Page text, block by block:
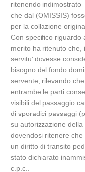
ritenendo indimostrato
che dal (OMISSIS)
per la collazione
Con specifico riguardo
merito ha ritenuto che,
servitu’ dovesse
bisogno del fondo
servente, rilevando
entrambe le parti
visibili del passaggio
di sporadici passaggi
su autorizzazione della
dovendosi ritenere
un diritto di transito
stato dichiarato
c.p.c..